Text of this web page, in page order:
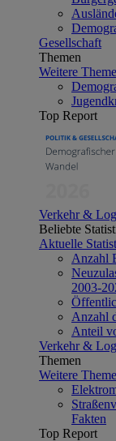
Gesellschaft
Themen
Weitere
Top Report
Verkehr &
Beliebte
Aktuelle
Anzahl
2003-
Anzahl
Anteil
Verkehr &
Themen
Weitere
Fakten
Top Report